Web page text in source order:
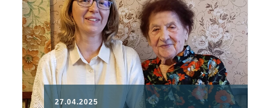
27.04.2025